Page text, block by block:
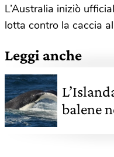
L’Australia iniziò
lotta contro la caccia
Leggi anche
balene